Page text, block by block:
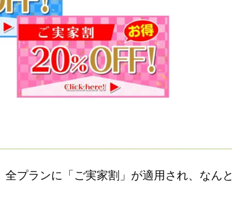
全プランに「ご実家割」が適用され、 なんと